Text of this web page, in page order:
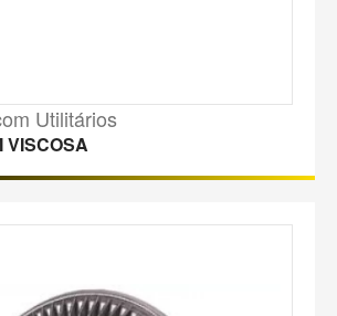
Utilitários
VISCOSA